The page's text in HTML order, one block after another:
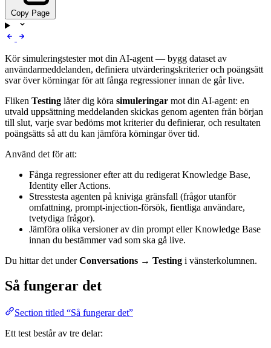
Copy Page
Kör simuleringstester mot din AI-agent — bygg dataset av
användarmeddelanden, definiera utvärderingskriterier och poängsätt
svar över körningar för att fånga regressioner innan de går live.
Fliken Testing låter dig köra simuleringar mot din AI-agent: en
utvald uppsättning meddelanden skickas genom agenten från början
till slut, varje svar bedöms mot kriterier du definierar, och resultaten
poängsätts så att du kan jämföra körningar över tid.
Använd det för att:
Fånga regressioner efter att du redigerat Knowledge Base,
Identity eller Actions.
Stresstesta agenten på kniviga gränsfall (frågor utanför
omfattning, prompt-injection-försök, fientliga användare,
tvetydiga frågor).
Jämföra olika versioner av din prompt eller Knowledge Base
innan du bestämmer vad som ska gå live.
Du hittar det underConversations → Testing i vänsterkolumnen.
Så fungerar det
Section titled “Så fungerar det”
Ett test består av tre delar: